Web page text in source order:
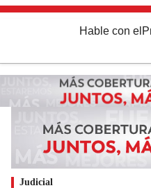
Hable con el
Judicial